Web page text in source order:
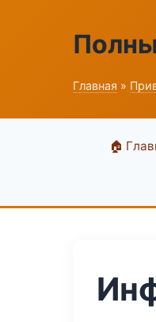
Главная »
🏠